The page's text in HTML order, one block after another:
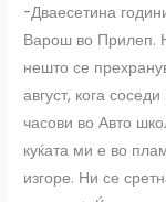
-Дваесетина
Варош во Прилеп.
нешто се
август, кога
часови во Авто
куќата ми е во
изгоре. Ни се